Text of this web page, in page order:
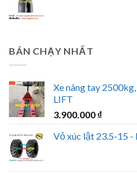
BÁN CHẠY NHẤT
Xe nâng tay
LIFT
3.900.000 ₫
Vỏ xúc lật 23.5-15